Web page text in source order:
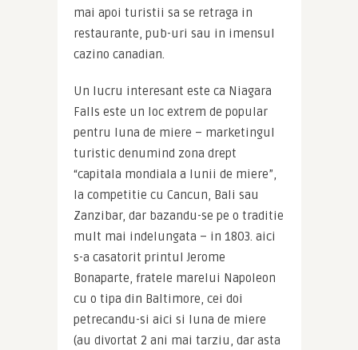
mai apoi turistii sa se retraga in
restaurante, pub-uri sau in imensul
cazino canadian.
Un lucru interesant este ca Niagara
Falls este un loc extrem de popular
pentru luna de miere – marketingul
turistic denumind zona drept
“capitala mondiala a lunii de miere”,
la competitie cu Cancun, Bali sau
Zanzibar, dar bazandu-se pe o traditie
mult mai indelungata – in 1803. aici
s-a casatorit printul Jerome
Bonaparte, fratele marelui Napoleon
cu o tipa din Baltimore, cei doi
petrecandu-si aici si luna de miere
(au divortat 2 ani mai tarziu, dar asta